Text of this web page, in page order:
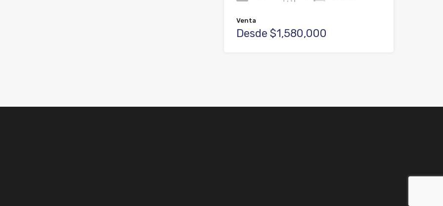
Venta
Desde $1,580,000